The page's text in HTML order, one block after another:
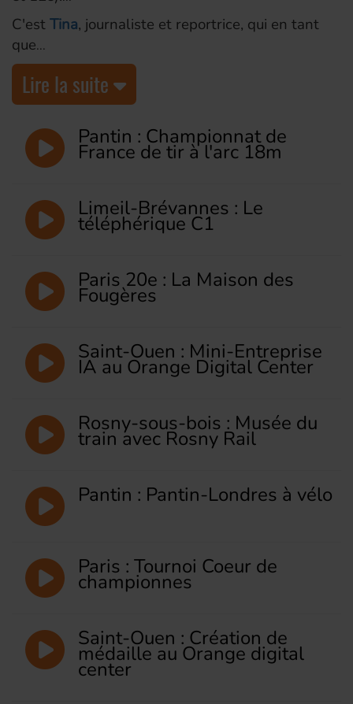
C'estTina, journaliste et reportrice, qui en tant
que
Lire la suite
Pantin : Championnat de
France de tir à l'arc 18m
Limeil-Brévannes : Le
téléphérique C1
Paris 20e : La Maison des
Fougères
Saint-Ouen : Mini-Entreprise
IA au Orange Digital Center
Rosny-sous-bois : Musée du
train avec Rosny Rail
Pantin : Pantin-Londres à vélo
Paris : Tournoi Coeur de
championnes
Saint-Ouen : Création de
médaille au Orange digital
center